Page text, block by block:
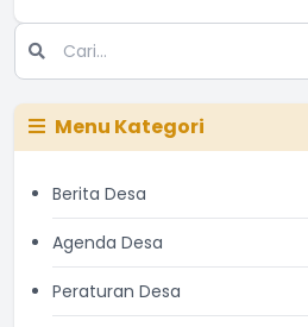
Menu Kategori
Berita Desa
Agenda Desa
Peraturan Desa